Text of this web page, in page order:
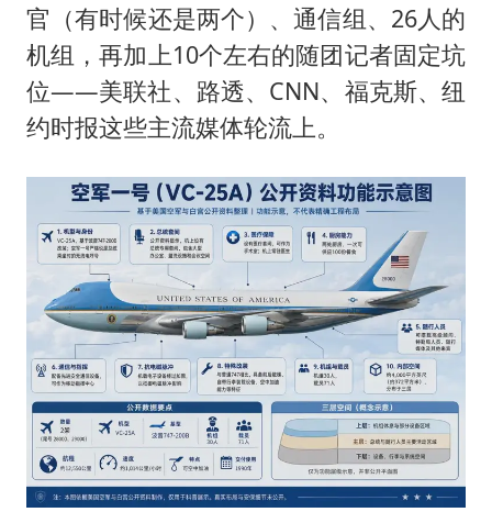
官（有时候还是两个）、通信组、26人的
机组，再加上10个左右的随团记者固定坑
位——美联社、路透、CNN、福克斯、纽
约时报这些主流媒体轮流上。